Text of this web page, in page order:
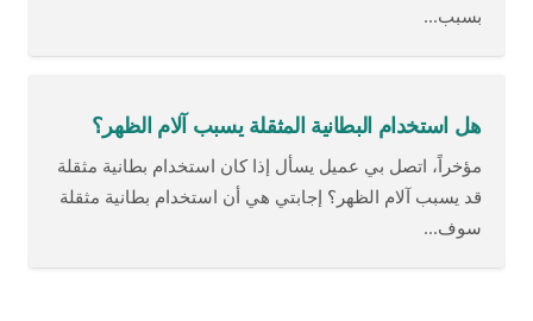
بسبب...
هل استخدام البطانية المثقلة يسبب آلام الظهر؟
مؤخراً، اتصل بي عميل يسأل إذا كان استخدام بطانية مثقلة
قد يسبب آلام الظهر؟ إجابتي هي أن استخدام بطانية مثقلة
سوف...